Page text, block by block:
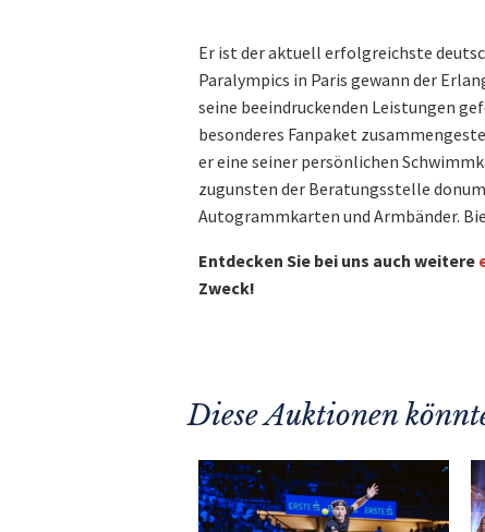
Er ist der aktuell erfolgreichste
Paralympics in Paris gewann der
seine beeindruckenden Leistungen
besonderes Fanpaket
er eine seiner persönlichen
zugunsten der Beratungsstelle
Autogrammkarten und Armbänder.
Entdecken Sie bei uns auch weitere
Zweck!
Diese Auktionen